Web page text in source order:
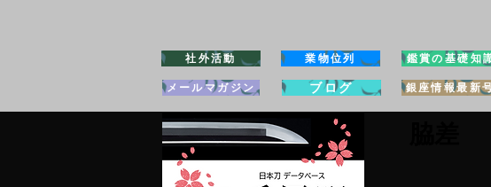
社外活動 業物位列 鑑賞の基礎知
メールマガジン ブログ 銀座情報最新